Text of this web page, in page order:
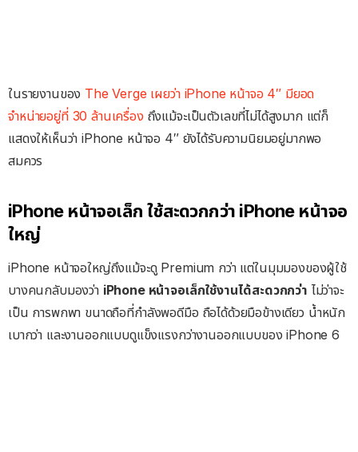
ในรายงานของ The Verge เผยว่า iPhone หน้าจอ 4″ มียอด
จำหน่ายอยู่ที่ 30 ล้านเครื่อง ถึงแม้จะเป็นตัวเลขที่ไม่ได้สูงมาก แต่ก็
แสดงให้เห็นว่า iPhone หน้าจอ 4″ ยังได้รับความนิยมอยู่มากพอ
สมควร
iPhone หน้าจอเล็ก ใช้สะดวกกว่า iPhone หน้าจอ
ใหญ่
iPhone หน้าจอใหญ่ถึงแม้จะดู Premium กว่า แต่ในมุมมองของผู้ใช้
บางคนกลับมองว่า iPhone หน้าจอเล็กใช้งานได้สะดวกกว่า ไม่ว่าจะ
เป็น การพกพา ขนาดถือที่กำลังพอดีมือ ถือได้ด้วยมือข้างเดียว น้ำหนัก
เบากว่า และงานออกแบบดูแข็งแรงกว่างานออกแบบของ iPhone 6